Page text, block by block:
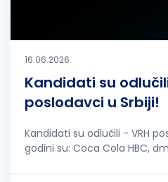
16.06.2026.
Kandidati su
poslodavci u Srbiji!
Kandidati su odlučili - VRH
godini su: Coca Cola HBC,